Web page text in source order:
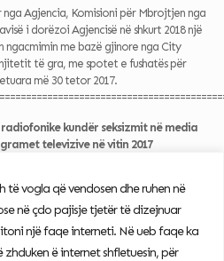
të vogla që vendosen dhe ruhen në
në çdo pajisje tjetër të dizejnuar
një faqe interneti. Në ueb faqe ka
ë internet shfletuesin, për
nga Agjencia, Komisioni për Mbrojtjen nga
i dorëzoi Agjencisë në shkurt 2018 një
me bazë gjinore nga City
të gra, me spotet e fushatës për
më 30 tetor 2017.
kundër seksizmit në media
televizive në vitin 2017
inkurajuar tejkalimin e stereotipeve
prezantoi rezultatet e anketës për gjininë
dhe promovuan spote televizive dhe
Më shumë informacion rreth ngjarjes